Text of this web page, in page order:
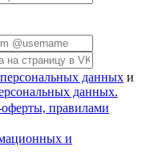
данных и
данных.
правилами
и